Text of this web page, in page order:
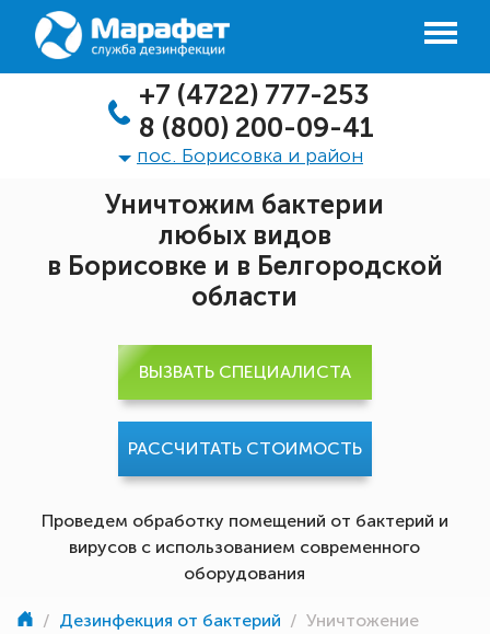
+7 (4722) 777-253
8 (800) 200-09-41
пос. Борисовка и район
Уничтожим бактерии
любых видов
в Борисовке и в Белгородской
области
Проведем обработку помещений от бактерий и
вирусов с использованием современного
оборудования
ВЫЗВАТЬ СПЕЦИАЛИСТА
РАССЧИТАТЬ СТОИМОСТЬ
/ Дезинфекция от бактерий / Уничтожение